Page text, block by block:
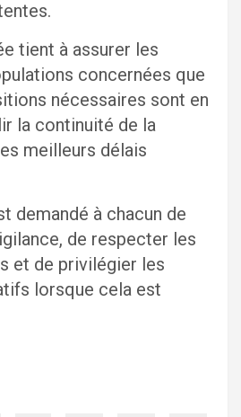
tient à assurer les
concernées que
nécessaires sont en
la continuité de la
meilleurs délais
demandé à chacun de
de respecter les
et de privilégier les
lorsque cela est